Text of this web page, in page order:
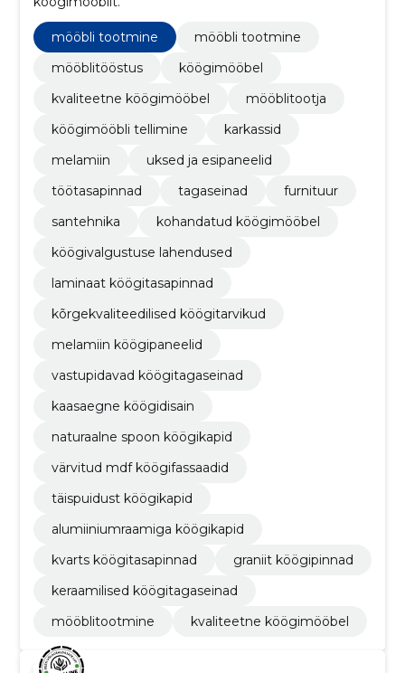
mööbli tootmine
mööbli tootmine
mööblitööstus
köögimööbel
kvaliteetne köögimööbel
mööblitootja
köögimööbli tellimine
karkassid
melamiin
uksed ja esipaneelid
töötasapinnad
tagaseinad
furnituur
santehnika
kohandatud köögimööbel
köögivalgustuse lahendused
laminaat köögitasapinnad
kõrgekvaliteedilised köögitarvikud
melamiin köögipaneelid
vastupidavad köögitagaseinad
kaasaegne köögidisain
naturaalne spoon köögikapid
värvitud mdf köögifassaadid
täispuidust köögikapid
alumiiniumraamiga köögikapid
kvarts köögitasapinnad
graniit köögipinnad
keraamilised köögitagaseinad
mööblitootmine
kvaliteetne köögimööbel